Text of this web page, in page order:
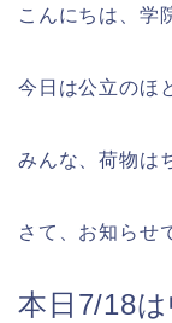
こんにちは、学
今日は公立のほ
みんな、荷物は
さて、お知らせ
本日7/18